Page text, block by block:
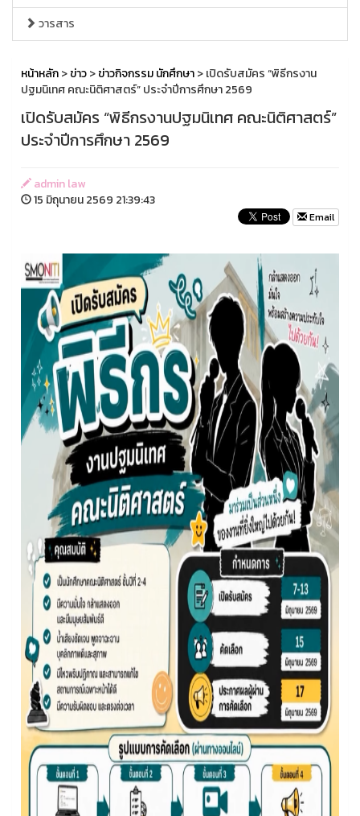
วารสาร
หน้าหลัก>ข่าว>ข่าวกิจกรรม นักศึกษา> เปิดรับสมัคร “พิธีกรงาน
ปฐมนิเทศ คณะนิติศาสตร์” ประจำปีการศึกษา 2569
เปิดรับสมัคร “พิธีกรงานปฐมนิเทศ คณะนิติศาสตร์”
ประจำปีการศึกษา 2569
admin law
15 มิถุนายน 2569 21:39:43
Email